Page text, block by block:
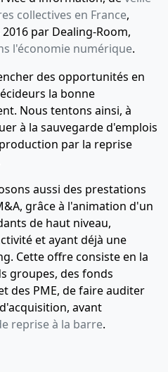
collectives en France,
par Dealing-Room,
l'économie numérique.
des opportunités en
la bonne
Nous tentons ainsi, à
à la sauvegarde d'emplois
par la reprise
aussi des prestations
grâce à l'animation d'un
de haut niveau,
et ayant déjà une
Cette offre consiste en la
groupes, des fonds
des PME, de faire auditer
avant
reprise à la barre.